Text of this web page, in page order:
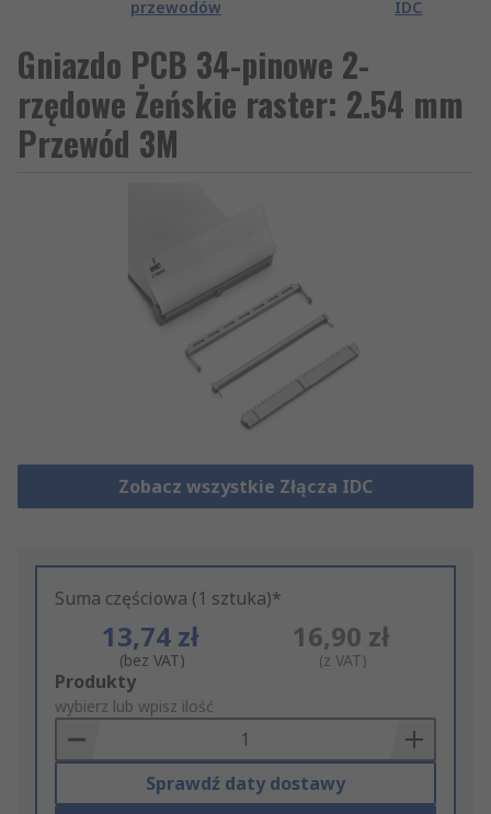
przewodów
IDC
Gniazdo PCB 34-pinowe 2-
rzędowe Żeńskie raster: 2.54 mm
Przewód 3M
Zobacz wszystkie Złącza IDC
Suma częściowa (1 sztuka)*
13,74 zł
(bez VAT)
16,90 zł
(z VAT)
Add
to
Basket
Produkty
wybierz lub wpisz ilość
Sprawdź daty dostawy